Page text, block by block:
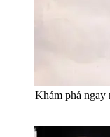
Khám phá ngay